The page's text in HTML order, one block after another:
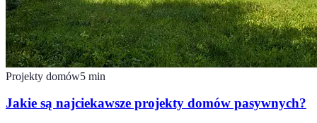
Projekty domów5 min
Jakie są najciekawsze projekty domów pasywnych?